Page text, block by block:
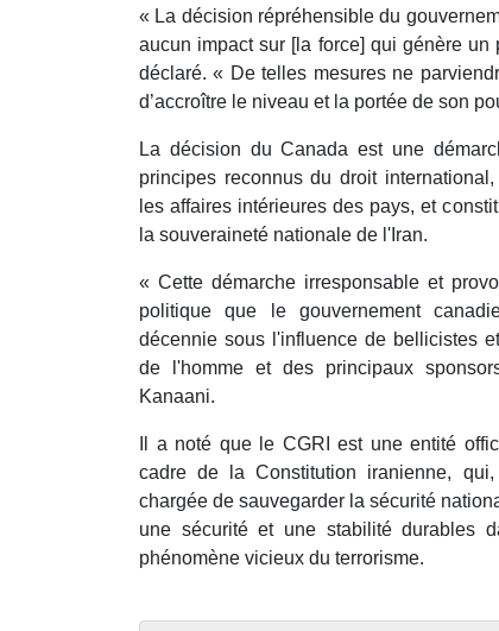
« La décision répréhensible du
aucun impact sur [la force] qui génère un
déclaré. « De telles mesures ne
d’accroître le niveau et la portée de son
La décision du Canada est une
principes reconnus du droit
les affaires intérieures des pays, et
la souveraineté nationale de l'Iran.
« Cette démarche irresponsable et
politique que le gouvernement
décennie sous l'influence de bellicistes
de l'homme et des principaux
Kanaani.
Il a noté que le CGRI est une entité
cadre de la Constitution iranienne,
chargée de sauvegarder la sécurité
une sécurité et une stabilité durables
phénomène vicieux du terrorisme.